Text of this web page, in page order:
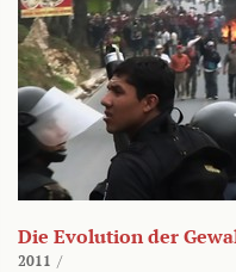
Die Evolution der
2011 /